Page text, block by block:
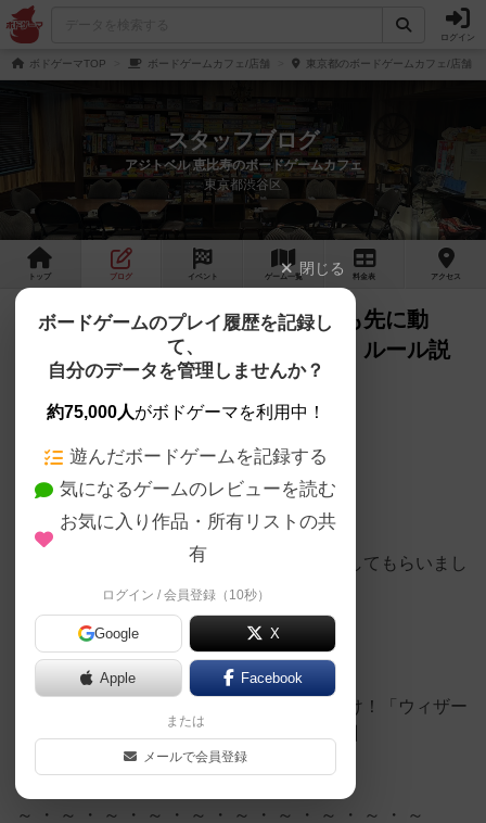
ログイン
ボドゲーマTOP ボードゲームカフェ/店舗 東京都のボードゲームカフェ/店舗
スタッフブログ
アジトベル 恵比寿のボードゲームカフェ
東京都渋谷区
トップ ブログ イベント ゲーム一覧 料金 表 アクセス
【おすすめボードゲーム】誰よりも先に動
け！「ウィザーズ・ショーダウン」ルール説
明動画【#161】をあげました
アジトベル です。
リピーターの方に、面白いからとおすすめしてもらいまし
た by編集者
【YouTube】
【おすすめボードゲーム】誰よりも先に動け！「ウィザー
ズ・ショーダウン」ルール説明動画【#161】
https://youtu.be/2rM_Cf3A1xE
～ ・ ～ ・ ～ ・ ～ ・ ～ ・ ～ ・ ～ ・ ～ ・ ～ ・ ～
閉じる
ボードゲームのプレイ履歴を記録し
て、
自分のデータを管理しませんか？
約75,000人がボドゲーマを利用中！
遊んだボードゲームを記録する
気になるゲームのレビューを読む
お気に入り作品・所有リストの共
有
ログイン / 会員登録（10秒）
Google X
Apple Facebook
または
メールで会員登録